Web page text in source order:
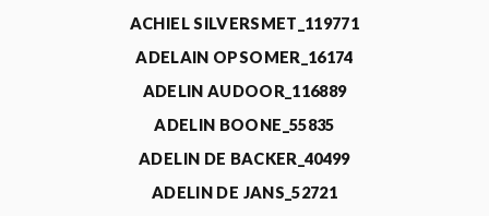
ACHIEL SILVERSMET_119771
ADELAIN OPSOMER_16174
ADELIN AUDOOR_116889
ADELIN BOONE_55835
ADELIN DE BACKER_40499
ADELIN DE JANS_52721